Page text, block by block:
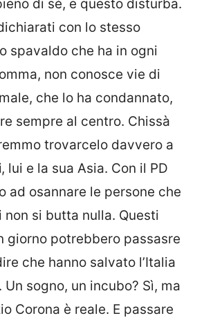
di sé, e questo disturba.
con lo stesso
spavaldo che ha in ogni
non conosce vie di
che lo ha condannato,
sempre al centro. Chissà
trovarcelo davvero a
, lui e la sua Asia. Con il PD
ad osannare le persone che
non si butta nulla. Questi
giorno potrebbero passasre
che hanno salvato l’Italia
sogno, un incubo? Sì, ma
Corona è reale. E passare